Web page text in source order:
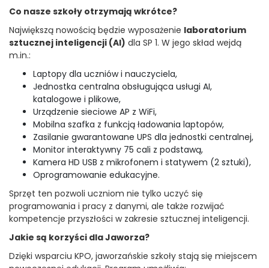
Co nasze szkoły otrzymają wkrótce?
Największą nowością będzie wyposażenie laboratorium
sztucznej inteligencji (AI) dla SP 1. W jego skład wejdą
m.in.:
Laptopy dla uczniów i nauczyciela,
Jednostka centralna obsługująca usługi AI,
katalogowe i plikowe,
Urządzenie sieciowe AP z WiFi,
Mobilna szafka z funkcją ładowania laptopów,
Zasilanie gwarantowane UPS dla jednostki centralnej,
Monitor interaktywny 75 cali z podstawą,
Kamera HD USB z mikrofonem i statywem (2 sztuki),
Oprogramowanie edukacyjne.
Sprzęt ten pozwoli uczniom nie tylko uczyć się
programowania i pracy z danymi, ale także rozwijać
kompetencje przyszłości w zakresie sztucznej inteligencji.
Jakie są korzyści dla Jaworza?
Dzięki wsparciu KPO, jaworzańskie szkoły stają się miejscem